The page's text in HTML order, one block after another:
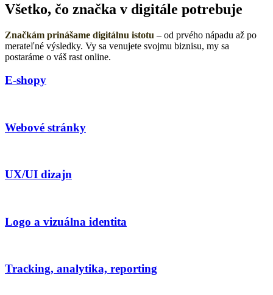
Všetko, čo značka v digitále potrebuje
Značkám prinášame digitálnu istotu – od prvého nápadu až po
merateľné výsledky. Vy sa venujete svojmu biznisu, my sa
postaráme o váš rast online.
E-shopy
Webové stránky
UX/UI dizajn
Logo a vizuálna identita
Tracking, analytika, reporting